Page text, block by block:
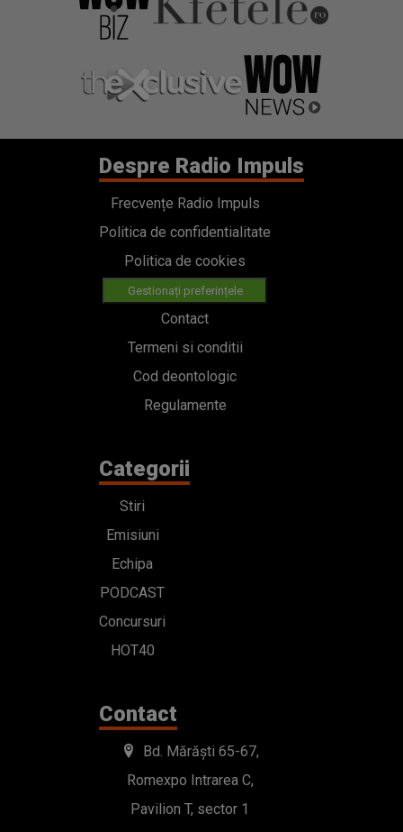
Despre Radio Impuls
Frecvențe Radio Impuls
Politica de confidentialitate
Politica de cookies
Gestionați preferințele
Contact
Termeni si conditii
Cod deontologic
Regulamente
Categorii
Stiri
Emisiuni
Echipa
PODCAST
Concursuri
HOT40
Contact
Bd. Mărăști 65-67,
Romexpo Intrarea C,
Pavilion T, sector 1